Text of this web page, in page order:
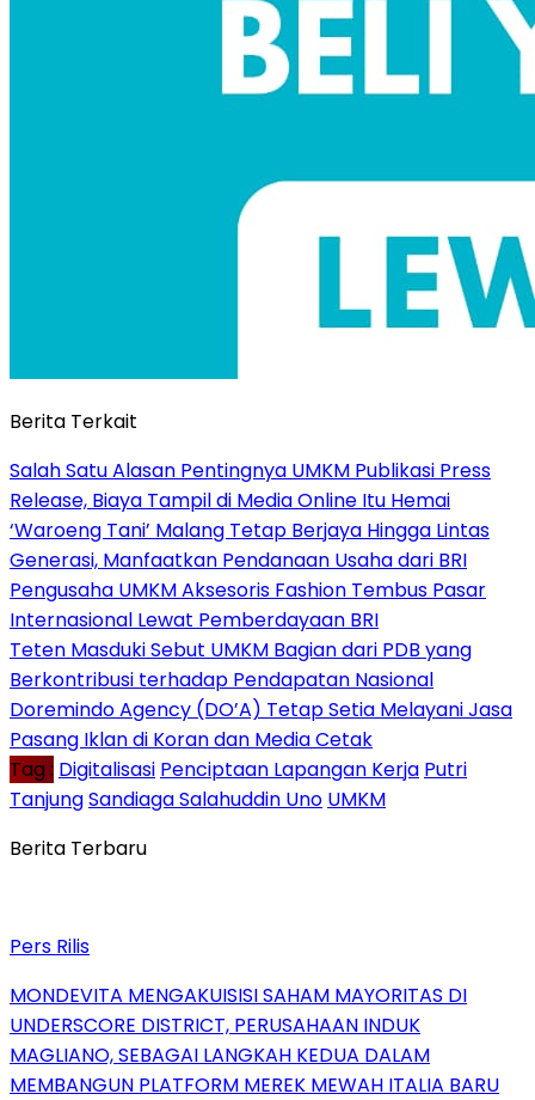
Berita Terkait
Salah Satu Alasan Pentingnya UMKM Publikasi Press
Release, Biaya Tampil di Media Online Itu Hemai
‘Waroeng Tani’ Malang Tetap Berjaya Hingga Lintas
Generasi, Manfaatkan Pendanaan Usaha dari BRI
Pengusaha UMKM Aksesoris Fashion Tembus Pasar
Internasional Lewat Pemberdayaan BRI
Teten Masduki Sebut UMKM Bagian dari PDB yang
Berkontribusi terhadap Pendapatan Nasional
Doremindo Agency (DO’A) Tetap Setia Melayani Jasa
Pasang Iklan di Koran dan Media Cetak
Tag : Digitalisasi Penciptaan Lapangan Kerja Putri
TanjungSandiaga Salahuddin Uno UMKM
Berita Terbaru
Pers Rilis
MONDEVITA MENGAKUISISI SAHAM MAYORITAS DI
UNDERSCORE DISTRICT, PERUSAHAAN INDUK
MAGLIANO, SEBAGAI LANGKAH KEDUA DALAM
MEMBANGUN PLATFORM MEREK MEWAH ITALIA BARU